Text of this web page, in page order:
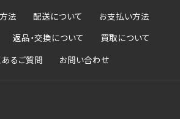
法 配送について お支払い方法
返品・交換について 買取について
あるご質問 お問い合わせ